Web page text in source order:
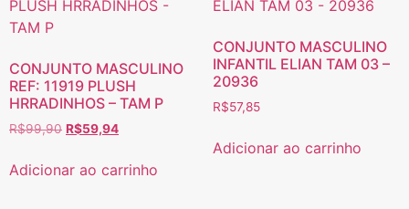
CONJUNTO MASCULINO
REF: 11919 PLUSH
HRRADINHOS – TAM P
R$99,90 R$59,94
Adicionar ao carrinho
CONJUNTO MASCULINO
INFANTIL ELIAN TAM 03 –
20936
R$57,85
Adicionar ao carrinho